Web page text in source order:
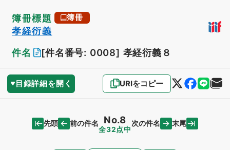
簿冊標題 簿冊
孝経衍義
件名
[件名番号: 0008] 孝経衍義８
目録詳細を開く URIをコピー
先頭 前の件名 No.8
全32点中
次の件名 末尾